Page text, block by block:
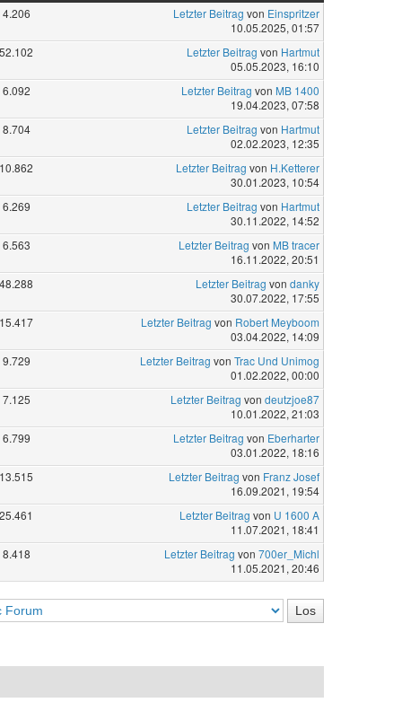
4.206 Letzter Beitrag von Einspritzer
10.05.2025, 01:57
52.102 Letzter Beitrag von Hartmut
05.05.2023, 16:10
6.092 Letzter Beitrag von MB 1400
19.04.2023, 07:58
8.704 Letzter Beitrag von Hartmut
02.02.2023, 12:35
10.862 Letzter Beitrag von H.Ketterer
30.01.2023, 10:54
6.269 Letzter Beitrag von Hartmut
30.11.2022, 14:52
6.563 Letzter Beitrag von MB tracer
16.11.2022, 20:51
48.288 Letzter Beitrag von danky
30.07.2022, 17:55
15.417 Letzter Beitrag von Robert Meyboom
03.04.2022, 14:09
9.729 Letzter Beitrag von Trac Und Unimog
01.02.2022, 00:00
7.125 Letzter Beitrag von deutzjoe87
10.01.2022, 21:03
6.799 Letzter Beitrag von Eberharter
03.01.2022, 18:16
13.515 Letzter Beitrag von Franz Josef
16.09.2021, 19:54
25.461 Letzter Beitrag von U 1600 A
11.07.2021, 18:41
8.418 Letzter Beitrag von 700er_Michl
11.05.2021, 20:46